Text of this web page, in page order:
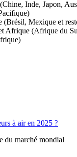
Inde, Japon,
(Brésil, Mexique et
Afrique (Afrique du
à air en 2025 ?
du marché mondial